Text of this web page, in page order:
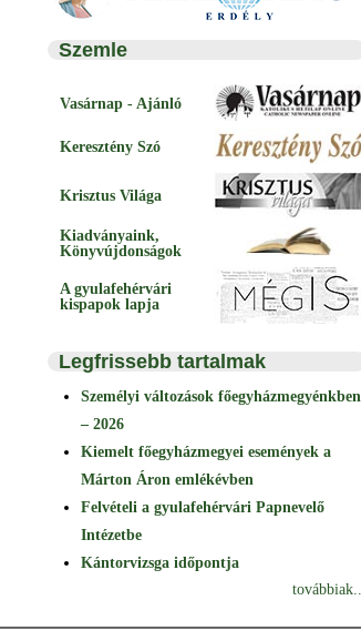
Szemle
Vasárnap - Ajánló
Keresztény Szó
Krisztus Világa
Kiadványaink,
Könyvújdonságok
A gyulafehérvári
kispapok lapja
Legfrissebb tartalmak
Személyi változások főegyházmegyénkben
– 2026
Kiemelt főegyházmegyei események a
Márton Áron emlékévben
Felvételi a gyulafehérvári Papnevelő
Intézetbe
Kántorvizsga időpontja
továbbiak...